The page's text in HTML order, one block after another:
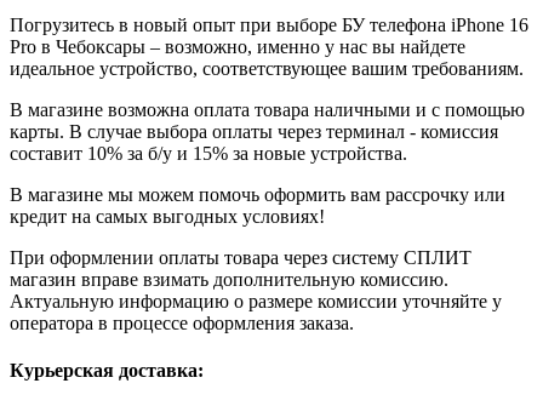
Погрузитесь в новый опыт при выборе БУ телефона iPhone 16
Pro в Чебоксары – возможно, именно у нас вы найдете
идеальное устройство, соответствующее вашим требованиям.
В магазине возможна оплата товара наличными и с помощью
карты. В случае выбора оплаты через терминал - комиссия
составит 10% за б/у и 15% за новые устройства.
В магазине мы можем помочь оформить вам рассрочку или
кредит на самых выгодных условиях!
При оформлении оплаты товара через систему СПЛИТ
магазин вправе взимать дополнительную комиссию.
Актуальную информацию о размере комиссии уточняйте у
оператора в процессе оформления заказа.
Курьерская доставка: